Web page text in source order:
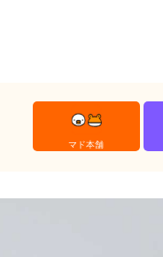
マド本舗